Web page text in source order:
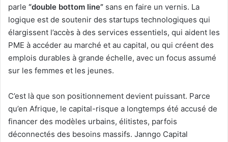
parle “double bottom line” sans en faire un vernis. La
logique est de soutenir des startups technologiques qui
élargissent l’accès à des services essentiels, qui aident les
PME à accéder au marché et au capital, ou qui créent des
emplois durables à grande échelle, avec un focus assumé
sur les femmes et les jeunes.
C’est là que son positionnement devient puissant. Parce
qu’en Afrique, le capital-risque a longtemps été accusé de
financer des modèles urbains, élitistes, parfois
déconnectés des besoins massifs. Janngo Capital